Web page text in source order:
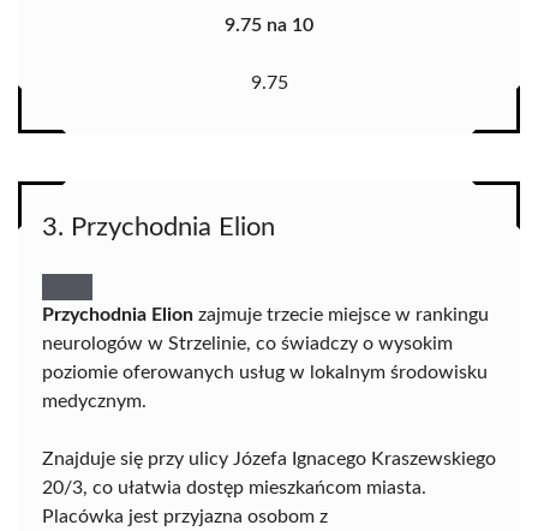
9.75 na 10
9.75
3. Przychodnia Elion
Przychodnia Elion zajmuje trzecie miejsce w rankingu
neurologów w Strzelinie, co świadczy o wysokim
poziomie oferowanych usług w lokalnym środowisku
medycznym.
Znajduje się przy ulicy Józefa Ignacego Kraszewskiego
20/3, co ułatwia dostęp mieszkańcom miasta.
Placówka jest przyjazna osobom z